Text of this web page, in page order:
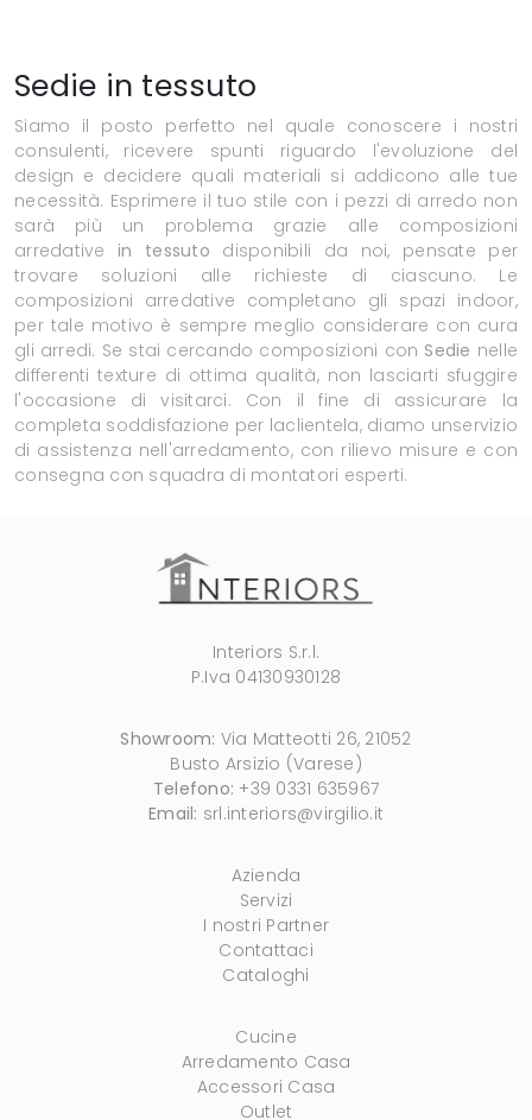
Sedie in tessuto
Siamo il posto perfetto nel quale conoscere i nostri
consulenti, ricevere spunti riguardo l'evoluzione del
design e decidere quali materiali si addicono alle tue
necessità. Esprimere il tuo stile con i pezzi di arredo non
sarà più un problema grazie alle composizioni
arredative in tessuto disponibili da noi, pensate per
trovare soluzioni alle richieste di ciascuno. Le
composizioni arredative completano gli spazi indoor,
per tale motivo è sempre meglio considerare con cura
gli arredi. Se stai cercando composizioni con Sedie nelle
differenti texture di ottima qualità, non lasciarti sfuggire
l'occasione di visitarci. Con il fine di assicurare la
completa soddisfazione per laclientela, diamo unservizio
di assistenza nell'arredamento, con rilievo misure e con
consegna con squadra di montatori esperti.
Interiors S.r.l.
P.Iva 04130930128
Showroom: Via Matteotti 26, 21052
Busto Arsizio (Varese)
Telefono: +39 0331 635967
Email: srl.interiors@virgilio.it
Azienda
Servizi
I nostri Partner
Contattaci
Cataloghi
Cucine
Arredamento Casa
Accessori Casa
Outlet